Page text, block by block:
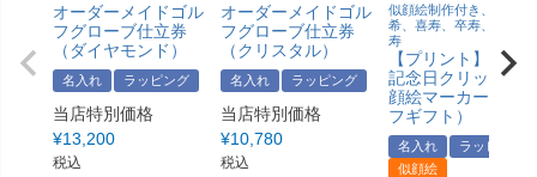
オーダーメイドゴル
フグローブ仕立券
（ダイヤモンド）
名入れ ラッピング
当店特別価格
¥13,200
税込
オーダーメイドゴル
フグローブ仕立券
（クリスタル）
名入れ ラッピング
当店特別価格
¥10,780
税込
似顔絵制作付き、還暦、
希、喜寿、卒寿、傘寿、
寿
【プリント】 長寿
記念日クリップ＆
顔絵マーカー（ゴ
フギフト）
名入れ
ラッピング
似顔絵